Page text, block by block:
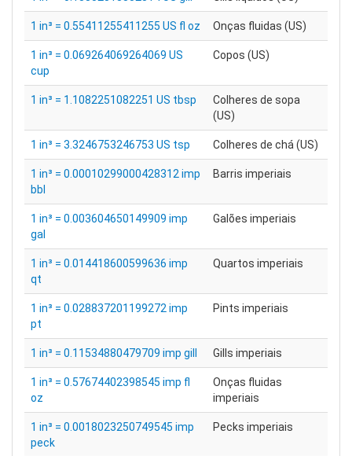
1 in³ = 0.55411255411255 US fl oz Onças fluidas (US)
1 in³ = 0.069264069264069 US
cup
Copos (US)
1 in³ = 1.1082251082251 US tbsp
Colheres de sopa
(US)
1 in³ = 3.3246753246753 US tsp Colheres de chá (US)
1 in³ = 0.00010299000428312 imp
bbl
Barris imperiais
1 in³ = 0.003604650149909 imp
gal
Galões imperiais
1 in³ = 0.014418600599636 imp
qt
Quartos imperiais
1 in³ = 0.028837201199272 imp
pt
Pints imperiais
1 in³ = 0.11534880479709 imp gill Gills imperiais
1 in³ = 0.57674402398545 imp fl
oz
Onças fluidas
imperiais
1 in³ = 0.0018023250749545 imp
peck
Pecks imperiais